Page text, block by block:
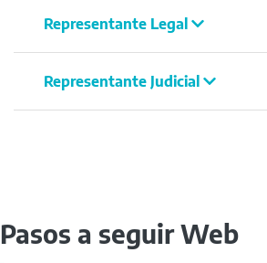
Representante Legal
Representante Judicial
Pasos a seguir Web